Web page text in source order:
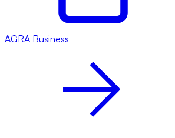
AGRA Business